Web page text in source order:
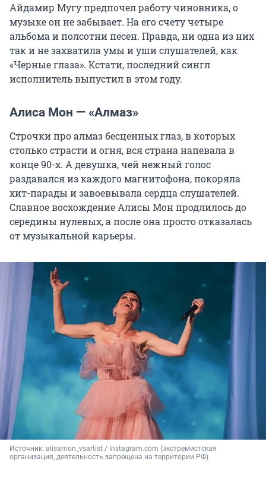
Айдамир Мугу предпочел работу чиновника, о
музыке он не забывает. На его счету четыре
альбома и полсотни песен. Правда, ни одна из них
так и не захватила умы и уши слушателей, как
«Черные глаза». Кстати, последний сингл
исполнитель выпустил в этом году.
Алиса Мон — «Алмаз»
Строчки про алмаз бесценных глаз, в которых
столько страсти и огня, вся страна напевала в
конце 90-х. А девушка, чей нежный голос
раздавался из каждого магнитофона, покоряла
хит-парады и завоевывала сердца слушателей.
Славное восхождение Алисы Мон продлилось до
середины нулевых, а после она просто отказалась
от музыкальной карьеры.
Источник: alisamon_vsartist / Instagram.com (экстремистская
организация, деятельность запрещена на территории РФ)